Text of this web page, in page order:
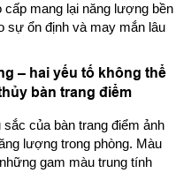
mang lại năng lượng bền
sự ổn định và may mắn lâu
– hai yếu tố không thể
bàn trang điểm
của bàn trang điểm ảnh
lượng trong phòng. Màu
gam màu trung tính